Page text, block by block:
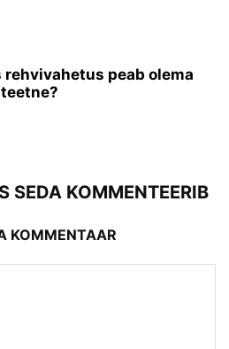
rehvivahetus peab olema
SEDA KOMMENTEERIB
KOMMENTAAR